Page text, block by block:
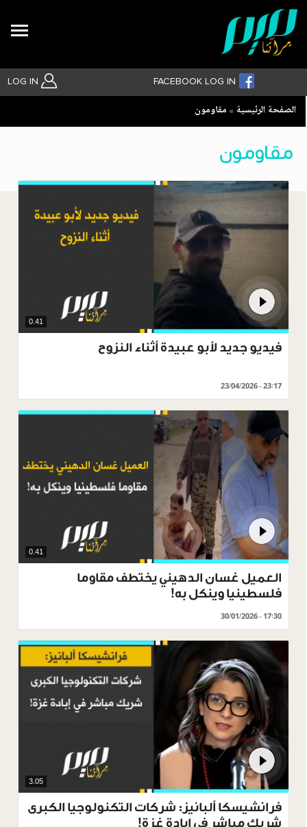
LOG IN FACEBOOK LOG IN
Breadcrumb
الصفحة الرئيسية مقاومون
مقاومون
0.41
فيديو جديد لأبو عبيدة أثناء النزوح
23/04/2026 - 23:17
0.41
العميل غسان الدهيني يختطف مقاوما
فلسطينيا وينكل به!
30/01/2026 - 17:30
3.05
فرانشيسكا ألبانيز: شركات التكنولوجيا الكبرى
شريك مباشر في إبادة غزة!